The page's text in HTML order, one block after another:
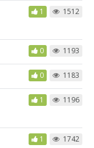
1 1512
0 1193
0 1183
1 1196
1 1742